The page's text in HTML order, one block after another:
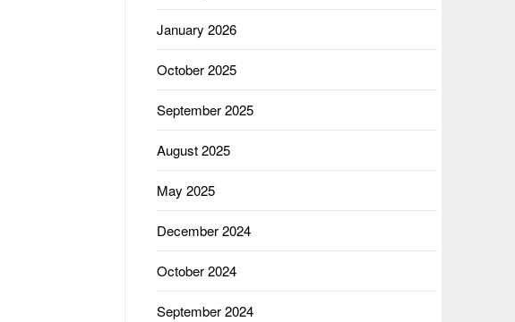
January 2026
October 2025
September 2025
August 2025
May 2025
December 2024
October 2024
September 2024